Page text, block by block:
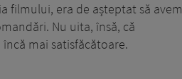
filmului, era de așteptat să avem
Nu uita, însă, că
mai satisfăcătoare.